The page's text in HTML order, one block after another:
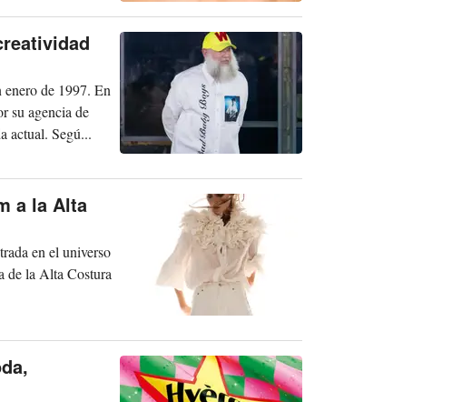
de 1997. En
su agencia de
actual. Segú...
a la Alta
en el universo
de la Alta Costura